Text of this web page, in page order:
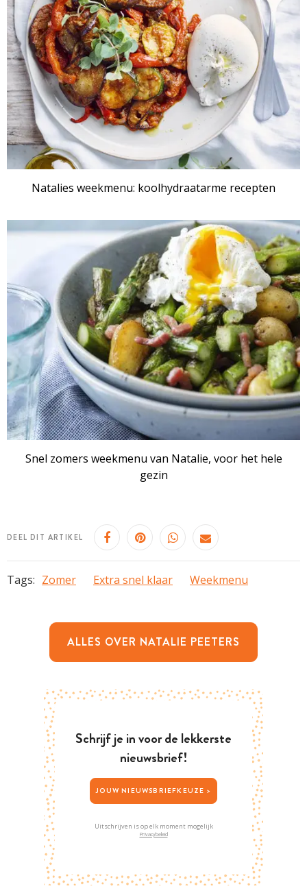
Natalies weekmenu: koolhydraatarme recepten
Snel zomers weekmenu van Natalie, voor het hele
gezin
DEEL DIT ARTIKEL
Tags: Zomer Extra snel klaar Weekmenu
ALLES OVER NATALIE PEETERS
Schrijf je in voor de lekkerste
nieuwsbrief!
JOUW NIEUWSBRIEFKEUZE >
Uitschrijven is op elk moment mogelijk
Privacybeleid